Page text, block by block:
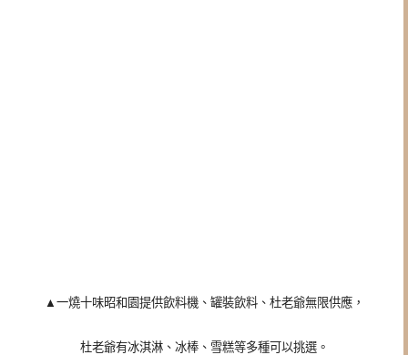
▲一燒十味昭和園提供飲料機、罐裝飲料、杜老爺無限供應，
杜老爺有冰淇淋、冰棒、雪糕等多種可以挑選。